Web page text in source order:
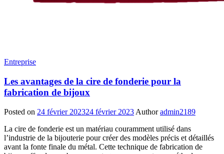
Entreprise
Les avantages de la cire de fonderie pour la
fabrication de bijoux
Posted on 24 février 202324 février 2023 Author admin2189
La cire de fonderie est un matériau couramment utilisé dans
l’industrie de la bijouterie pour créer des modèles précis et détaillés
avant la fonte finale du métal. Cette technique de fabrication de